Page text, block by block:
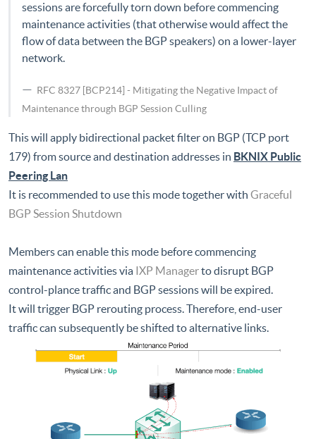
sessions are forcefully torn down before commencing
maintenance activities (that otherwise would affect the
flow of data between the BGP speakers) on a lower-layer
network.
RFC 8327 [BCP214] - Mitigating the Negative Impact of
Maintenance through BGP Session Culling
This will apply bidirectional packet filter on BGP (TCP port
179) from source and destination addresses in BKNIX Public
Peering Lan
It is recommended to use this mode together with Graceful
BGP Session Shutdown
Members can enable this mode before commencing
maintenance activities via IXP Managerto disrupt BGP
control-plance traffic and BGP sessions will be expired.
It will trigger BGP rerouting process. Therefore, end-user
traffic can subsequently be shifted to alternative links.